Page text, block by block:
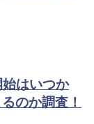
はいつか
のか調査！